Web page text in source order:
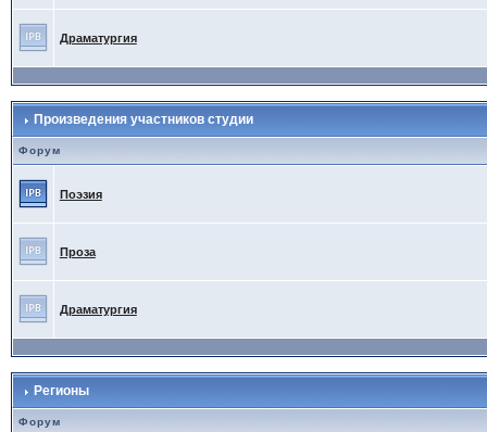
Драматургия
Произведения участников студии
Форум
Поэзия
Проза
Драматургия
Регионы
Форум